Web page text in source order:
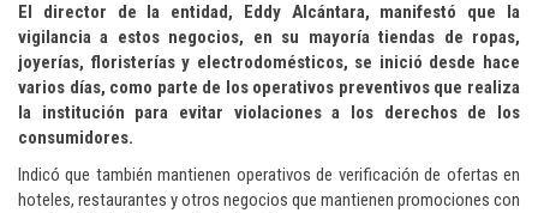
El director de la entidad, Eddy Alcántara, manifestó que la
vigilancia a estos negocios, en su mayoría tiendas de ropas,
joyerías, floristerías y electrodomésticos, se inició desde hace
varios días, como parte de los operativos preventivos que realiza
la institución para evitar violaciones a los derechos de los
consumidores.
Indicó que también mantienen operativos de verificación de ofertas en
hoteles, restaurantes y otros negocios que mantienen promociones con